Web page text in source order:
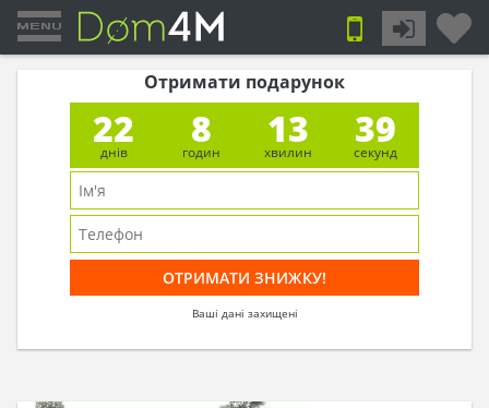
Отримати подарунок
22
днів
8
годин
13
хвилин
39
секунд
Ваші дані захищені